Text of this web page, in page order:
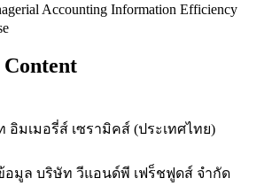
Accounting Information Efficiency
มเมอรี่ส์ เซรามิคส์ (ประเทศไทย)
อมูล บริษัท วีแอนด์พี เฟร็ชฟูดส์ จำกัด